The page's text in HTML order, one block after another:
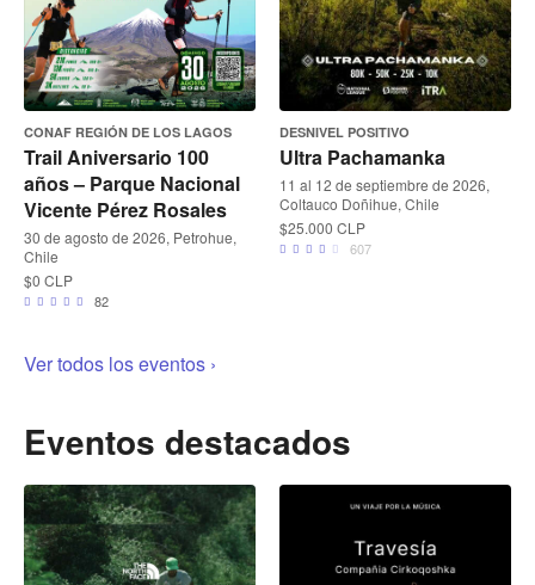
CONAF REGIÓN DE LOS LAGOS
Trail Aniversario 100
años – Parque Nacional
Vicente Pérez Rosales
30 de agosto de 2026, Petrohue,
Chile
$0 CLP
82
DESNIVEL POSITIVO
Ultra Pachamanka
11 al 12 de septiembre de 2026,
Coltauco Doñihue, Chile
$25.000 CLP
607
Ver todos los eventos ›
Eventos destacados